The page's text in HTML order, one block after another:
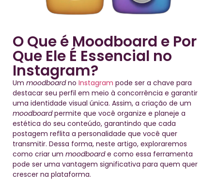
O Que é Moodboard e Por
Que Ele É Essencial no
Instagram?
Um moodboardno Instagram pode ser a chave para
destacar seu perfil em meio à concorrência e garantir
uma identidade visual única. Assim, a criação de um
moodboardpermite que você organize e planeje a
estética do seu conteúdo, garantindo que cada
postagem reflita a personalidade que você quer
transmitir. Dessa forma, neste artigo, exploraremos
como criar um moodboarde como essa ferramenta
pode ser uma vantagem significativa para quem quer
crescer na plataforma.